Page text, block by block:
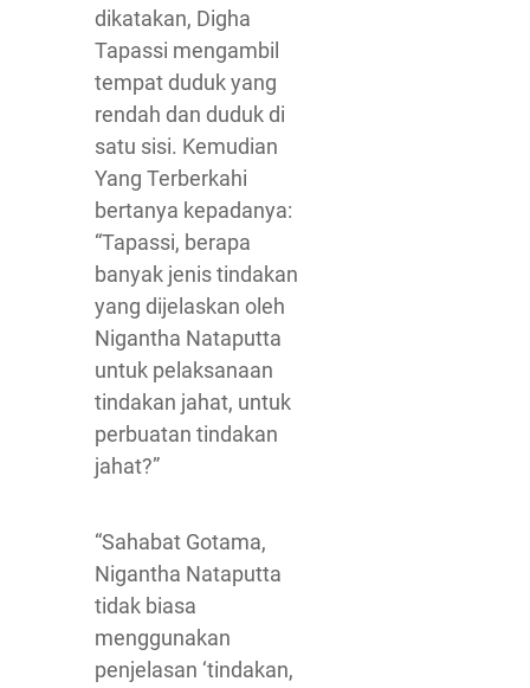
dikatakan, Digha
Tapassi mengambil
tempat duduk yang
rendah dan duduk di
satu sisi. Kemudian
Yang Terberkahi
bertanya kepadanya:
“Tapassi, berapa
banyak jenis tindakan
yang dijelaskan oleh
Nigantha Nataputta
untuk pelaksanaan
tindakan jahat, untuk
perbuatan tindakan
jahat?”
“Sahabat Gotama,
Nigantha Nataputta
tidak biasa
menggunakan
penjelasan ‘tindakan,